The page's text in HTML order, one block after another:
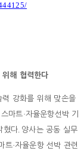
해 협력한다
력 강화를 위해 맞손을
마트·자율운항선박 기
혔다. 양사는 공동 실무
트·자율운항 선박 관련